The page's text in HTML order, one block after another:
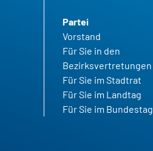
Partei
Vorstand
Für Sie in den
Bezirksvertretungen
Für Sie im Stadtrat
Für Sie im Landtag
Für Sie im Bundestag